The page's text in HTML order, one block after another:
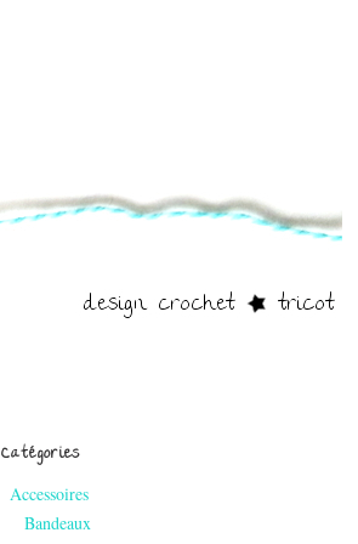
Catégories
Accessoires
Bandeaux